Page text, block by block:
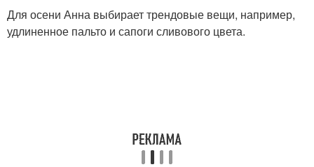
Для осени Анна выбирает трендовые вещи, например,
удлиненное пальто и сапоги сливового цвета.